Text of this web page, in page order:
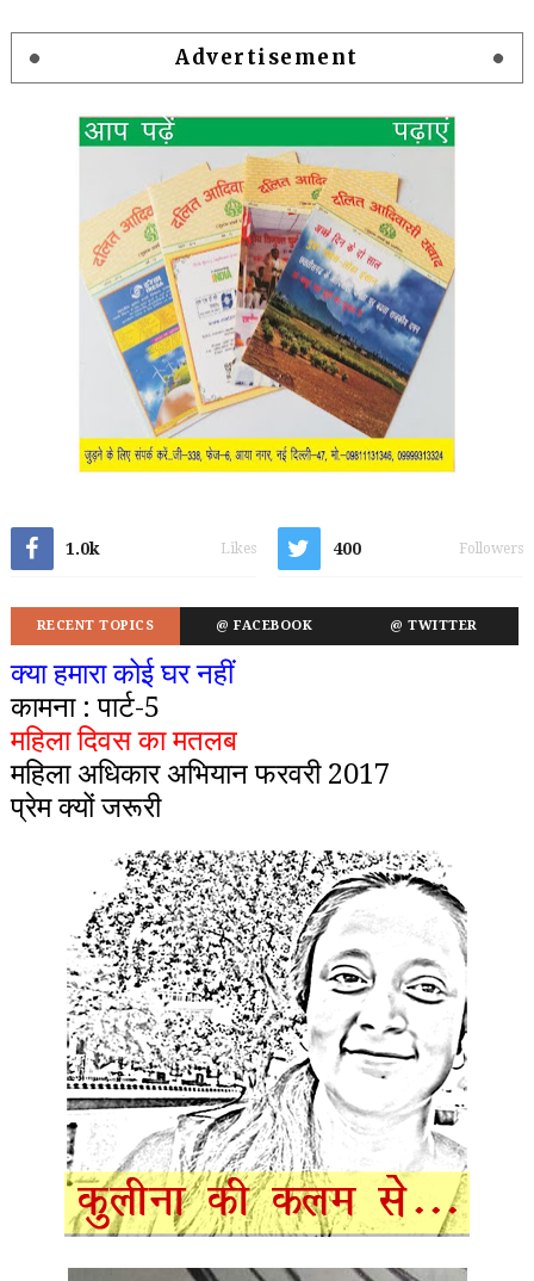
Advertisement
1.0k Likes 400 Followers
RECENT TOPICS @ FACEBOOK @ TWITTER
क्या हमारा कोई घर नहीं
कामना : पार्ट-5
महिला दिवस का मतलब
महिला अधिकार अभियान फरवरी 2017
प्रेम क्यों जरूरी